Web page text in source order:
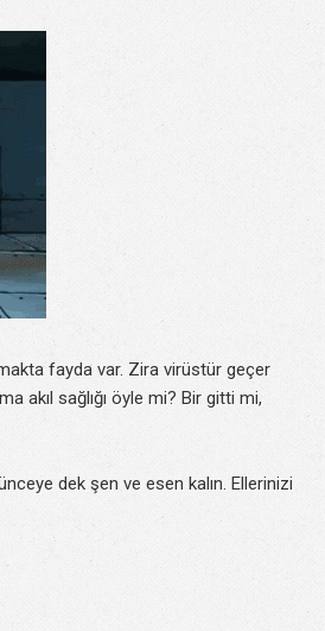
fayda var. Zira virüstür geçer
akıl sağlığı öyle mi? Bir gitti mi,
dek şen ve esen kalın. Ellerinizi